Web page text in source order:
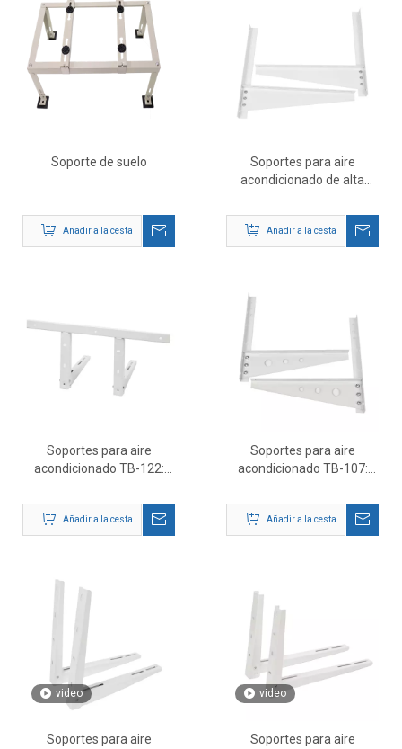
Soporte de suelo
Añadir a la cesta
Soportes para aire
acondicionado de alta
soporte para montaje en
pared de CA para
exteriores
Añadir a la cesta
Soportes para aire
acondicionado TB-122:
aire acondicionado para
exteriores de alta
resistencia
Añadir a la cesta
Soportes para aire
acondicionado TB-107:
para exteriores de alta
resistencia
Añadir a la cesta
video
Soportes para aire
video
Soportes para aire